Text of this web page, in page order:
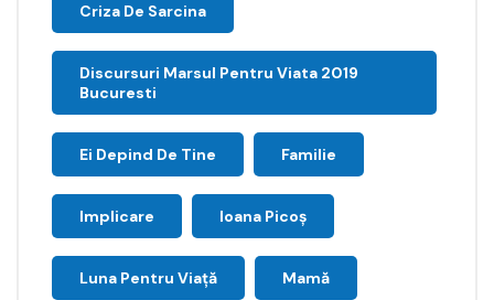
Criza De Sarcina
Discursuri Marsul Pentru Viata 2019
Bucuresti
Ei Depind De Tine Familie
Implicare Ioana Picoş
Luna Pentru Viață Mamă